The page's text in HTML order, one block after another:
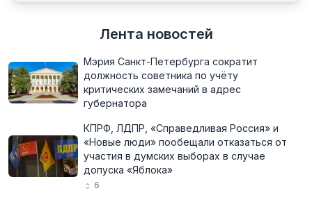
Лента новостей
Мэрия Санкт-Петербурга сократит
должность советника по учёту
критических замечаний в адрес
губернатора
КПРФ, ЛДПР, «Справедливая Россия» и
«Новые люди» пообещали отказаться от
участия в думских выборах в случае
допуска «Яблока»
6